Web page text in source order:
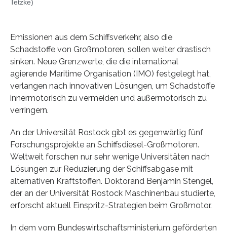
Tetzke)
Emissionen aus dem Schiffsverkehr, also die
Schadstoffe von Großmotoren, sollen weiter drastisch
sinken. Neue Grenzwerte, die die international
agierende Maritime Organisation (IMO) festgelegt hat,
verlangen nach innovativen Lösungen, um Schadstoffe
innermotorisch zu vermeiden und außermotorisch zu
verringern.
An der Universität Rostock gibt es gegenwärtig fünf
Forschungsprojekte an Schiffsdiesel-Großmotoren.
Weltweit forschen nur sehr wenige Universitäten nach
Lösungen zur Reduzierung der Schiffsabgase mit
alternativen Kraftstoffen. Doktorand Benjamin Stengel,
der an der Universität Rostock Maschinenbau studierte,
erforscht aktuell Einspritz-Strategien beim Großmotor.
In dem vom Bundeswirtschaftsministerium geförderten